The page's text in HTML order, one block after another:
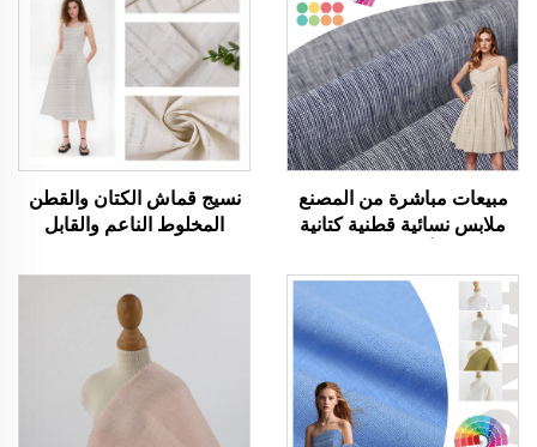
مبيعات مباشرة من المصنع
ملابس نسائية قطنية كتانية
بخيوط ألوان زاهية بلوزات
تيشيرت فساتين قماش
مجدول مطاطي
نسيج قماش الكتان والقطن
المخلوط الناعم والقابل
والمناسب للبشرة لملابس
النساء والرجال وفستان
الملابس المخصص للخياطة